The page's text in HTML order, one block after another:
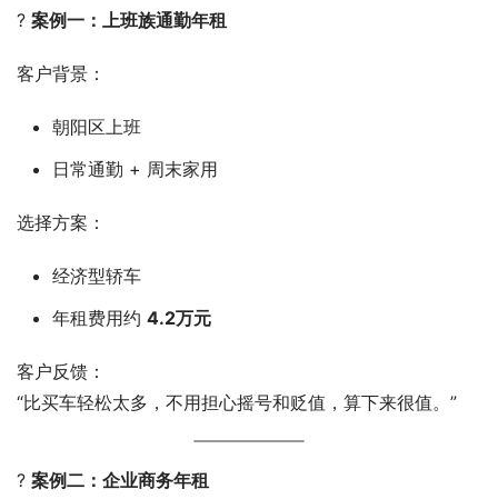
? 案例一：上班族通勤年租
客户背景：
朝阳区上班
日常通勤 + 周末家用
选择方案：
经济型轿车
年租费用约 4.2万元
客户反馈：
“比买车轻松太多，不用担心摇号和贬值，算下来很值。”
? 案例二：企业商务年租